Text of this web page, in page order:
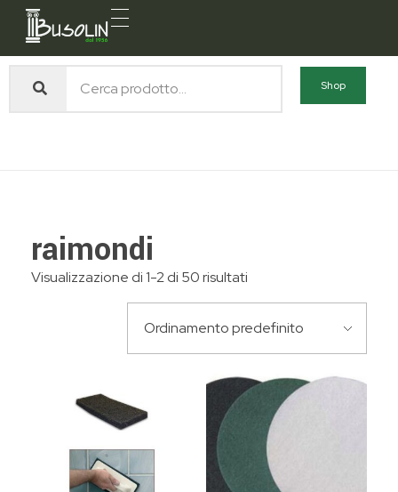
Busolin S.R.L.
Shop
raimondi
raimondi
Visualizzazione di 1-2 di 50 risultati